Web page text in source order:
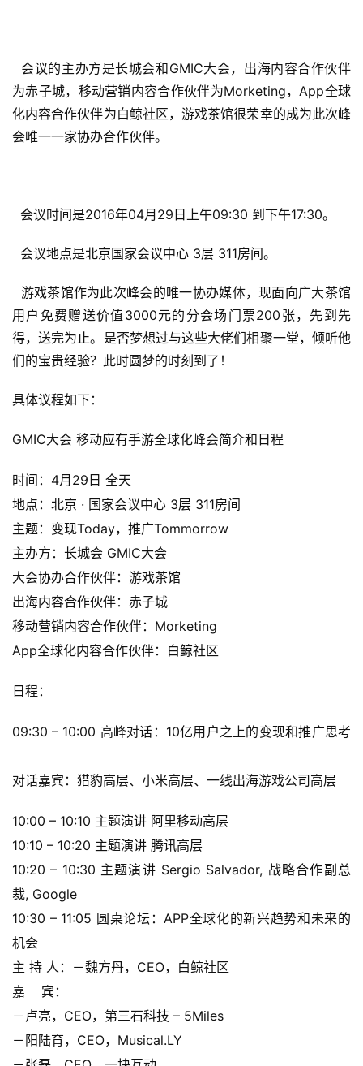
首
原
游
戏
业
界
手
机
游
戏
单
会议的主办方是长城会和GMIC大会，出海内容合作伙伴
为赤子城，移动营销内容合作伙伴为Morketing，App全球
化内容合作伙伴为白鲸社区，游戏茶馆很荣幸的成为此次峰
会唯一一家协办合作伙伴。
会议时间是2016年04月29日上午09:30 到下午17:30。
会议地点是北京国家会议中心 3层 311房间。
游戏茶馆作为此次峰会的唯一协办媒体，现面向广大茶馆
用户免费赠送价值3000元的分会场门票200张，先到先
得，送完为止。 是否梦想过与这些大佬们相聚一堂，倾听他
们的宝贵经验？此时圆梦的时刻到了！
具体议程如下：
GMIC大会 移动应有手游全球化峰会简介和日程
时间：4月29日 全天
地点：北京 · 国家会议中心 3层 311房间
主题：变现Today，推广Tommorrow
主办方：长城会 GMIC大会
大会协办合作伙伴：游戏茶馆
出海内容合作伙伴：赤子城
移动营销内容合作伙伴：Morketing
App全球化内容合作伙伴：白鲸社区
日程：
09:30 – 10:00 高峰对话：10亿用户之上的变现和推广思考
对话嘉宾：猎豹高层、小米高层、一线出海游戏公司高层
10:00 – 10:10 主题演讲 阿里移动高层
10:10 – 10:20 主题演讲 腾讯高层
10:20 – 10:30 主题演讲 Sergio Salvador, 战略合作副总
裁, Google
10:30 – 11:05 圆桌论坛：APP全球化的新兴趋势和未来的
机会
主 持 人：－魏方丹，CEO，白鲸社区
嘉    宾：
－卢亮，CEO，第三石科技 – 5Miles
－阳陆育，CEO，Musical.LY